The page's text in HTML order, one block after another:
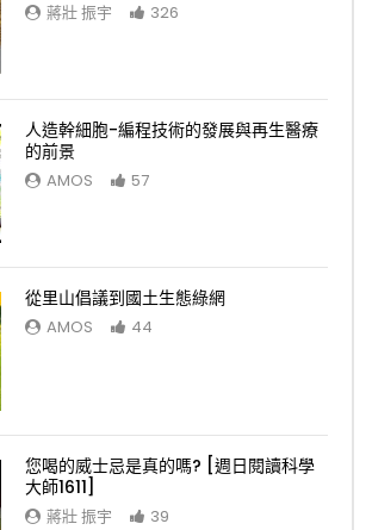
蔣壯 振宇 326
人造幹細胞-編程技術的發展與再生醫療
的前景
AMOS 57
從里山倡議到國土生態綠網
AMOS 44
您喝的威士忌是真的嗎? [週日閱讀科學
大師1611]
蔣壯 振宇 39